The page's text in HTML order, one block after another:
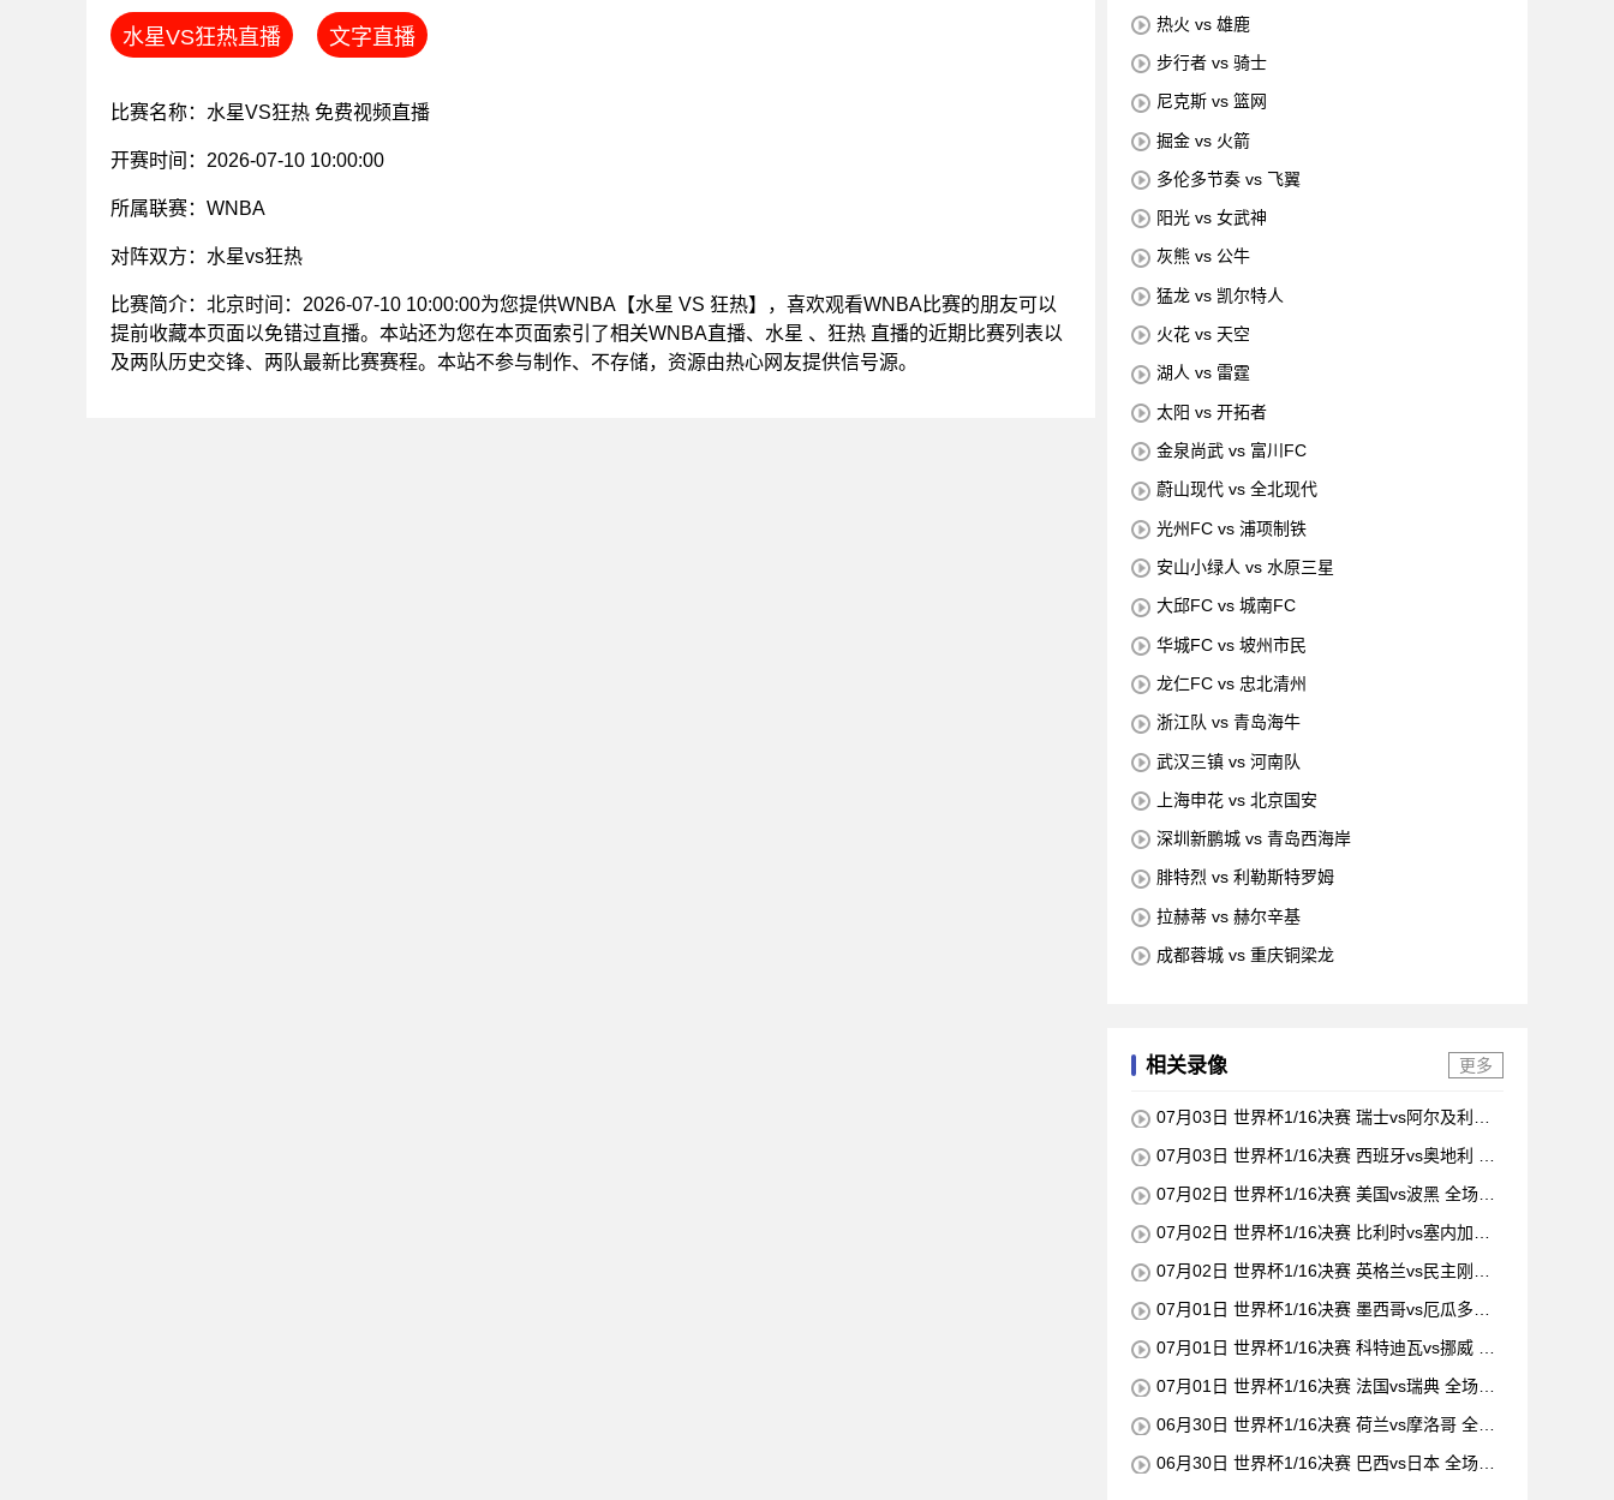
水星VS狂热直播 文字直播
比赛名称：水星VS狂热 免费视频直播
开赛时间：2026-07-10 10:00:00
所属联赛： WNBA
对阵双方：水星vs狂热
比赛简介：北京时间：2026-07-10 10:00:00为您提供WNBA【水星 VS 狂热】，喜欢观看WNBA比赛的朋友可以
提前收藏本页面以免错过直播。本站还为您在本页面索引了相关WNBA直播、水星 、狂热 直播的近期比赛列表以
及两队历史交锋、两队最新比赛赛程。本站不参与制作、不存储，资源由热心网友提供信号源。
热火 vs 雄鹿
步行者 vs 骑士
尼克斯 vs 篮网
掘金 vs 火箭
多伦多节奏 vs 飞翼
阳光 vs 女武神
灰熊 vs 公牛
猛龙 vs 凯尔特人
火花 vs 天空
湖人 vs 雷霆
太阳 vs 开拓者
金泉尚武 vs 富川FC
蔚山现代 vs 全北现代
光州FC vs 浦项制铁
安山小绿人 vs 水原三星
大邱FC vs 城南FC
华城FC vs 坡州市民
龙仁FC vs 忠北清州
浙江队 vs 青岛海牛
武汉三镇 vs 河南队
上海申花 vs 北京国安
深圳新鹏城 vs 青岛西海岸
腓特烈 vs 利勒斯特罗姆
拉赫蒂 vs 赫尔辛基
成都蓉城 vs 重庆铜梁龙
相关录像 更多
07月03日 世界杯1/16决赛 瑞士vs阿尔及利亚
07月03日 世界杯1/16决赛 西班牙vs奥地利 全
07月02日 世界杯1/16决赛 美国vs波黑 全场录
07月02日 世界杯1/16决赛 比利时vs塞内加尔
07月02日 世界杯1/16决赛 英格兰vs民主刚果
07月01日 世界杯1/16决赛 墨西哥vs厄瓜多尔
07月01日 世界杯1/16决赛 科特迪瓦vs挪威 全
07月01日 世界杯1/16决赛 法国vs瑞典 全场录
06月30日 世界杯1/16决赛 荷兰vs摩洛哥 全场
06月30日 世界杯1/16决赛 巴西vs日本 全场录